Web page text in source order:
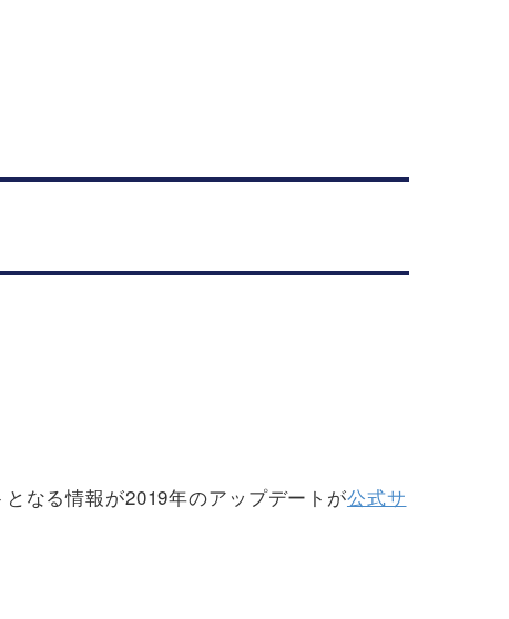
なる情報が2019年のアップデートが公式サ